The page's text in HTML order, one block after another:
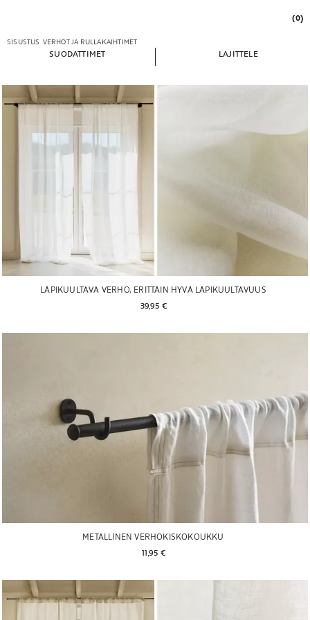
(0)
SISUSTUS VERHOT JA RULLAKAIHTIMET
SUODATTIMET LAJITTELE
LÄPIKUULTAVA VERHO, ERITTÄIN HYVÄ LÄPIKUULTAVUUS
39,95 €
METALLINEN VERHOKISKOKOUKKU
11,95 €